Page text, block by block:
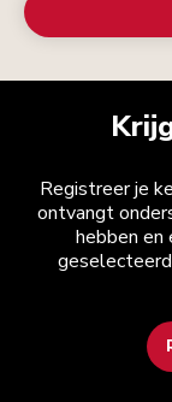
Registreer je
ontvangt
hebben en